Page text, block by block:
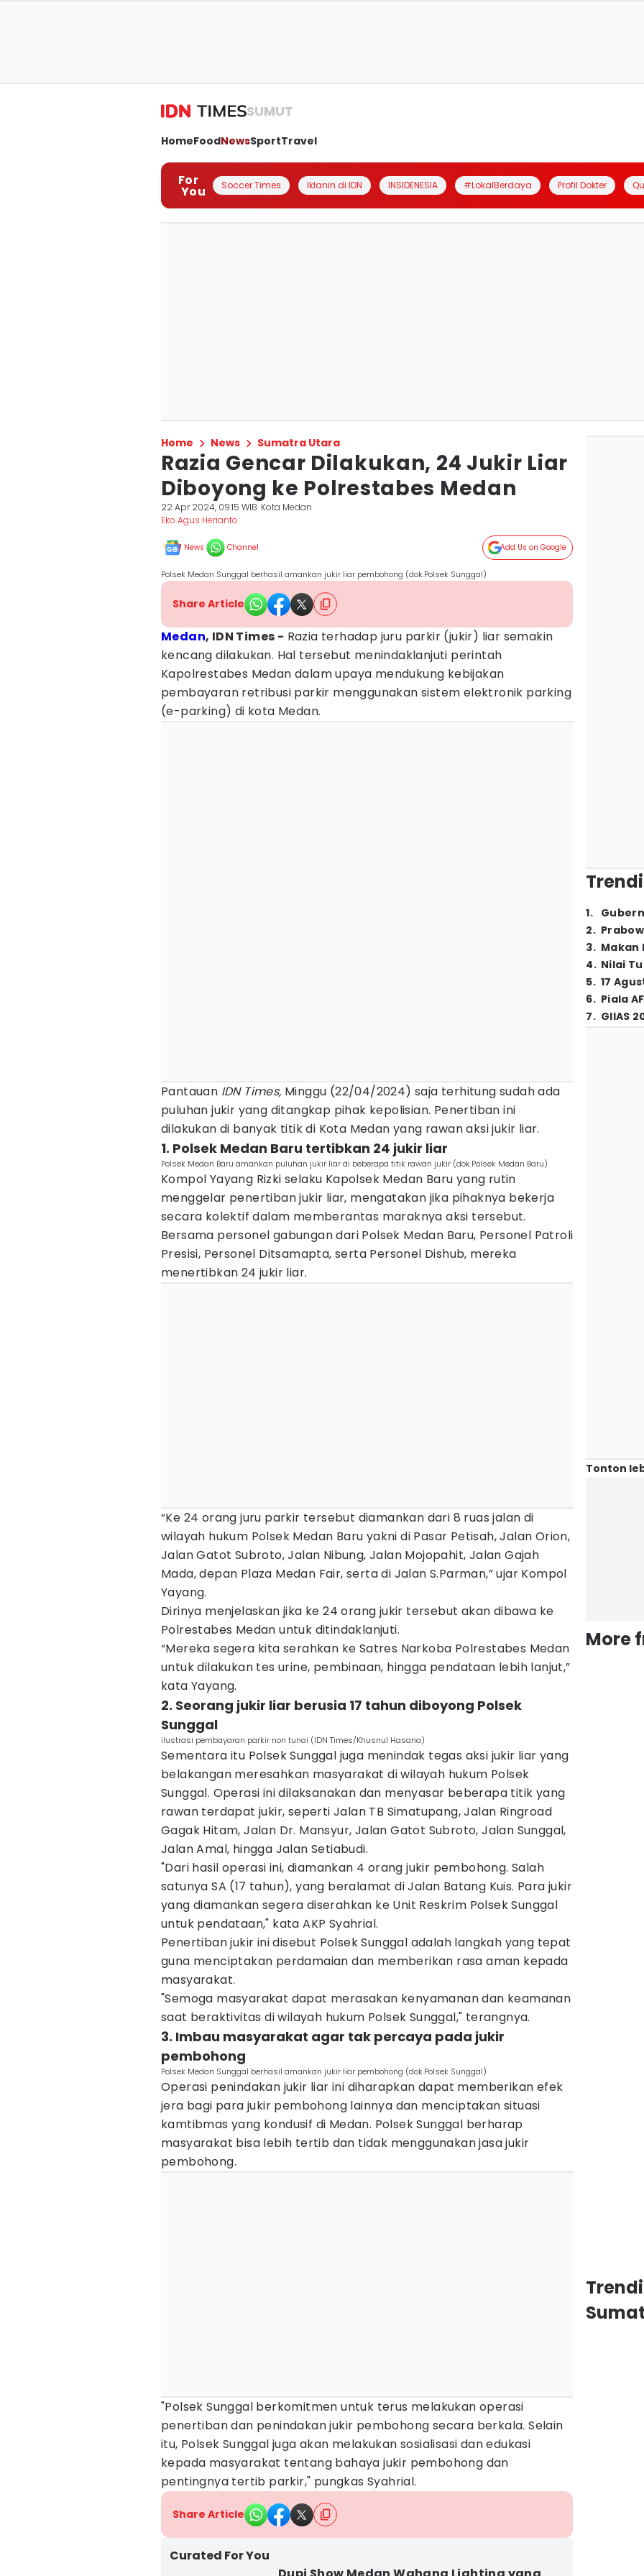
SUMUT
HomeFoodNewsSportTravel
For
You Soccer Times Iklanin di IDN INSIDENESIA #LokalBerdaya Profil Dokter
Home News Sumatra Utara
Razia Gencar Dilakukan, 24 Jukir Liar
Diboyong ke Polrestabes Medan
22 Apr 2024, 09:15 WIB Kota Medan
Eko Agus Herianto
News Channel Add Us on Google
Polsek Medan Sunggal berhasil amankan jukir liar pembohong (dok.Polsek Sunggal)
Share Article
Medan, IDN Times - Razia terhadap juru parkir (jukir) liar semakin
kencang dilakukan. Hal tersebut menindaklanjuti perintah
Kapolrestabes Medan dalam upaya mendukung kebijakan
pembayaran retribusi parkir menggunakan sistem elektronik parking
(e-parking) di kota Medan.
Pantauan IDN Times, Minggu (22/04/2024) saja terhitung sudah ada
puluhan jukir yang ditangkap pihak kepolisian. Penertiban ini
dilakukan di banyak titik di Kota Medan yang rawan aksi jukir liar.
1. Polsek Medan Baru tertibkan 24 jukir liar
Polsek Medan Baru amankan puluhan jukir liar di beberapa titik rawan jukir (dok.Polsek Medan Baru)
Kompol Yayang Rizki selaku Kapolsek Medan Baru yang rutin
menggelar penertiban jukir liar, mengatakan jika pihaknya bekerja
secara kolektif dalam memberantas maraknya aksi tersebut.
Bersama personel gabungan dari Polsek Medan Baru, Personel Patroli
Presisi, Personel Ditsamapta, serta Personel Dishub, mereka
menertibkan 24 jukir liar.
“Ke 24 orang juru parkir tersebut diamankan dari 8 ruas jalan di
wilayah hukum Polsek Medan Baru yakni di Pasar Petisah, Jalan Orion,
Jalan Gatot Subroto, Jalan Nibung, Jalan Mojopahit, Jalan Gajah
Mada, depan Plaza Medan Fair, serta di Jalan S.Parman,” ujar Kompol
Yayang.
Dirinya menjelaskan jika ke 24 orang jukir tersebut akan dibawa ke
Polrestabes Medan untuk ditindaklanjuti.
“Mereka segera kita serahkan ke Satres Narkoba Polrestabes Medan
untuk dilakukan tes urine, pembinaan, hingga pendataan lebih lanjut,”
kata Yayang.
2. Seorang jukir liar berusia 17 tahun diboyong Polsek
Sunggal
ilustrasi pembayaran parkir non tunai (IDN Times/Khusnul Hasana)
Sementara itu Polsek Sunggal juga menindak tegas aksi jukir liar yang
belakangan meresahkan masyarakat di wilayah hukum Polsek
Sunggal. Operasi ini dilaksanakan dan menyasar beberapa titik yang
rawan terdapat jukir, seperti Jalan TB Simatupang, Jalan Ringroad
Gagak Hitam, Jalan Dr. Mansyur, Jalan Gatot Subroto, Jalan Sunggal,
Jalan Amal, hingga Jalan Setiabudi.
"Dari hasil operasi ini, diamankan 4 orang jukir pembohong. Salah
satunya SA (17 tahun), yang beralamat di Jalan Batang Kuis. Para jukir
yang diamankan segera diserahkan ke Unit Reskrim Polsek Sunggal
untuk pendataan," kata AKP Syahrial.
Penertiban jukir ini disebut Polsek Sunggal adalah langkah yang tepat
guna menciptakan perdamaian dan memberikan rasa aman kepada
masyarakat.
"Semoga masyarakat dapat merasakan kenyamanan dan keamanan
saat beraktivitas di wilayah hukum Polsek Sunggal," terangnya.
3. Imbau masyarakat agar tak percaya pada jukir
pembohong
Polsek Medan Sunggal berhasil amankan jukir liar pembohong (dok.Polsek Sunggal)
Operasi penindakan jukir liar ini diharapkan dapat memberikan efek
jera bagi para jukir pembohong lainnya dan menciptakan situasi
kamtibmas yang kondusif di Medan. Polsek Sunggal berharap
masyarakat bisa lebih tertib dan tidak menggunakan jasa jukir
pembohong.
"Polsek Sunggal berkomitmen untuk terus melakukan operasi
penertiban dan penindakan jukir pembohong secara berkala. Selain
itu, Polsek Sunggal juga akan melakukan sosialisasi dan edukasi
kepada masyarakat tentang bahaya jukir pembohong dan
pentingnya tertib parkir," pungkas Syahrial.
Share Article
Curated For You
1.
2.
3. Makan
4. Nilai
5. 17
6. Piala
7. GIIAS
Tonton
More